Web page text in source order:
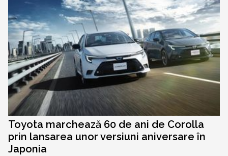
Toyota marchează 60 de ani de Corolla
prin lansarea unor versiuni aniversare în
Japonia